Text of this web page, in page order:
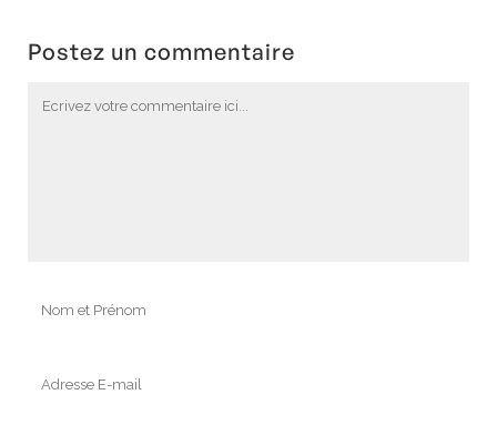
Postez un commentaire